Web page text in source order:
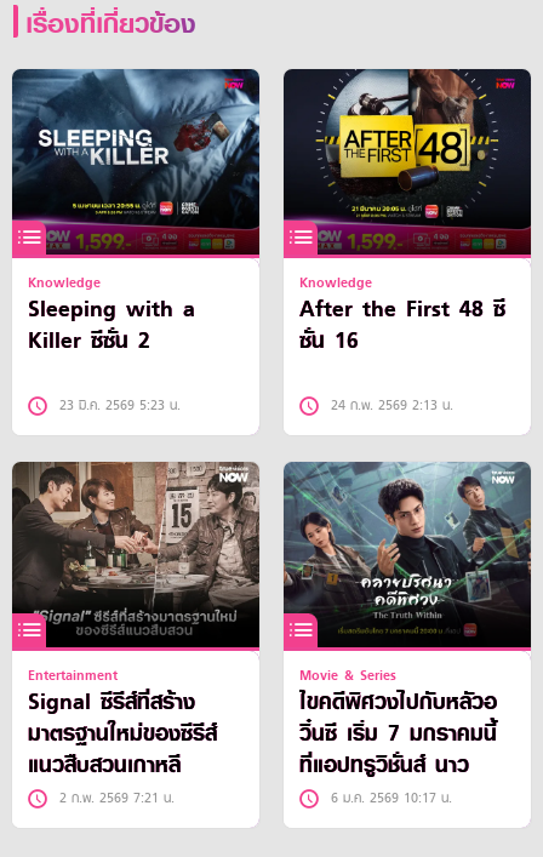
เรื่องที่เกี่ยวข้อง
Knowledge
Sleeping with a
Killer ซีซั่น 2
23 มี.ค. 2569 5:23 น.
Knowledge
After the First 48 ซี
ซั่น 16
24 ก.พ. 2569 2:13 น.
Entertainment
Signal ซีรีส์ที่สร้าง
มาตรฐานใหม่ของซีรีส์
แนวสืบสวนเกาหลี
2 ก.พ. 2569 7:21 น.
Movie & Series
ไขคดีพิศวงไปกับหลัวอ
วิ๋นซี เริ่ม 7 มกราคมนี้
ที่แอปทรูวิชั่นส์ นาว
6 ม.ค. 2569 10:17 น.